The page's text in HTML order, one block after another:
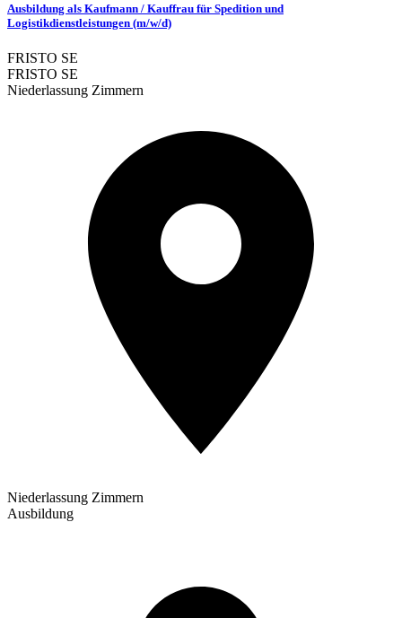
Ausbildung als Kaufmann / Kauffrau für Spedition und
Logistikdienstleistungen (m/w/d)
FRISTO SE
FRISTO SE
Niederlassung Zimmern
Niederlassung Zimmern
Ausbildung